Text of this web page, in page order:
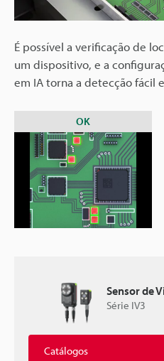
É possível a verificação de
um dispositivo, e a
em IA torna a detecção fácil
OK
Sensor de
Série IV3
Catálogos